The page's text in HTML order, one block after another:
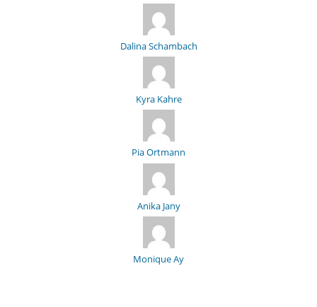
Dalina Schambach
Kyra Kahre
Pia Ortmann
Anika Jany
Monique Ay